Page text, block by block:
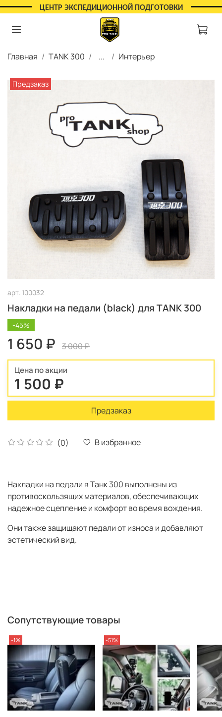
ЦЕНТР ЭКСПЕДИЦИОННОЙ ПОДГОТОВКИ
Главная TANK 300 ... Интерьер
Предзаказ
арт. 100032
Накладки на педали (black) для TANK 300
(0) В избранное
-45%
1 650 ₽ 3 000 ₽
Цена по акции
1 500 ₽
Предзаказ
Накладки на педали в Танк 300 выполнены из
противоскользящих материалов, обеспечивающих
надежное сцепление и комфорт во время вождения.
Они также защищают педали от износа и добавляют
эстетический вид.
Сопутствующие товары
-1% -51%